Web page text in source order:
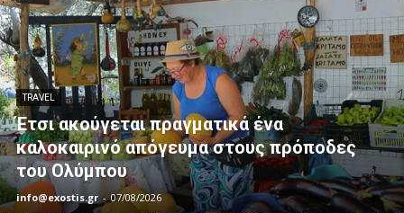
TRAVEL
Έτσι ακούγεται πραγματικά ένα
καλοκαιρινό απόγευμα στους πρόποδες
του Ολύμπου
info@exostis.gr - 07/08/2026